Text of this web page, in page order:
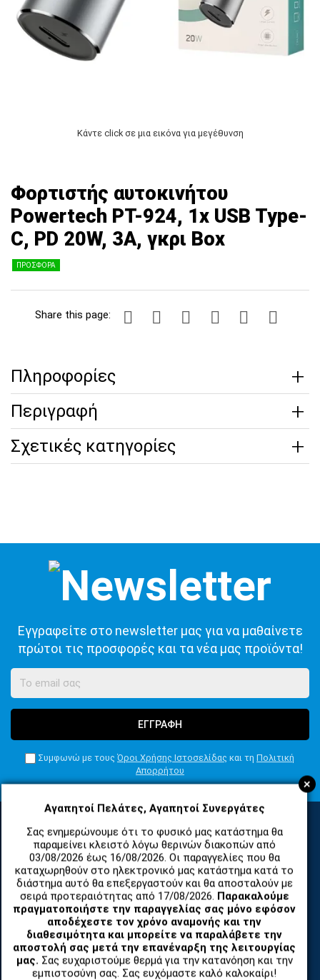
+
Αγαπητοί Πελάτες, Αγαπητοί Συνεργάτες
Σας ενημερώνουμε ότι το φυσικό μας κατάστημα θα
παραμείνει κλειστό λόγω θερινών διακοπών από
03/08/2026 έως 16/08/2026. Οι παραγγελίες που θα
καταχωρηθούν στο ηλεκτρονικό μας κατάστημα κατά το
διάστημα αυτό θα επεξεργαστούν και θα αποσταλούν με
σειρά προτεραιότητας από 17/08/2026. Παρακαλούμε
πραγματοποιήστε την παραγγελίας σας μόνο εφόσον
αποδέχεστε τον χρόνο αναμονής και την
διαθεσιμότητα και μπορείτε να παραλάβετε την
αποστολή σας μετά την επανέναρξη της λειτουργίας
μας. Σας ευχαριστούμε θερμά για την κατανόηση και την
εμπιστοσύνη σας. Σας ευχόμαστε καλό καλοκαίρι!
Κάντε click σε μια εικόνα για μεγέθυνση
Φορτιστής αυτοκινήτου
Powertech PT-924, 1x USB Type-
C, PD 20W, 3A, γκρι Box
ΠΡΟΣΦΟΡΑ
Share this page:
Πληροφορίες
Περιγραφή
Σχετικές κατηγορίες
Εγγραφείτε στο newsletter μας για να μαθαίνετε
πρώτοι τις προσφορές και τα νέα μας προϊόντα!
ΕΓΓΡΑΦΗ
Συμφωνώ με τους Όροι Χρήσης Ιστοσελίδας και τη Πολιτική
Απορρήτου
ΚΑΤΗΓΟΡΙΕΣ
ΑΝΤΑΛΛΑΚΤΙΚΑ ΚΑΙ ΑΞΕΣΟΥΑΡ ΚΙΝΗΤΩΝ ΤΗΛΕΦΩΝΩΝ
TABLET
ΤΗΛΕΠΙΚΟΙΝΩΝΙΕΣ, ΑΣΥΡΜΑΤΑ, FCT